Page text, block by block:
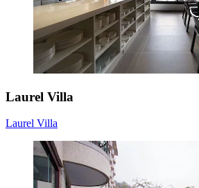
Laurel Villa
Laurel Villa